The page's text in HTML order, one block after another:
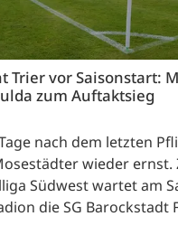
Trier vor Saisonstart:
zum Auftaktsieg
nach dem letzten
wieder ernst.
Südwest wartet am
die SG Barockstadt